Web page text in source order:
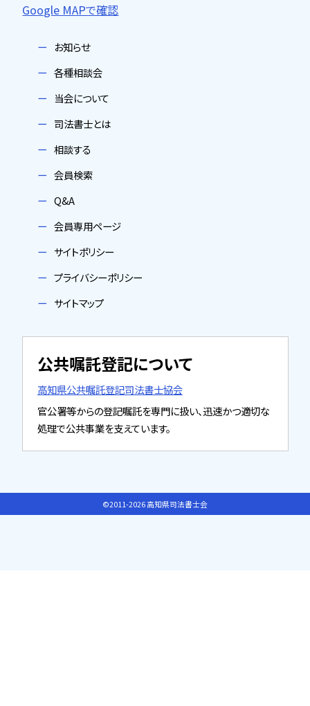
Google MAPで確認
お知らせ
各種相談会
当会について
司法書士とは
相談する
会員検索
Q&A
会員専用ページ
サイトポリシー
プライバシーポリシー
サイトマップ
公共嘱託登記について
高知県公共嘱託登記司法書士協会
官公署等からの登記嘱託を専門に扱い、迅速かつ適切な
処理で公共事業を支えています。
©2011-2026 高知県司法書士会